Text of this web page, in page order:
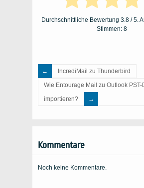
Durchschnittliche Bewertung 3.8/ 5.
Stimmen: 8
IncrediMail zu Thunderbird
Wie Entourage Mail zu Outlook PST-
importieren?
Kommentare
Noch keine Kommentare.